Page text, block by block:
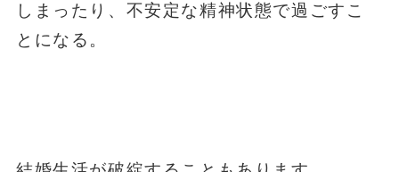
しまったり、不安定な精神状態で過ごすこ
とになる。